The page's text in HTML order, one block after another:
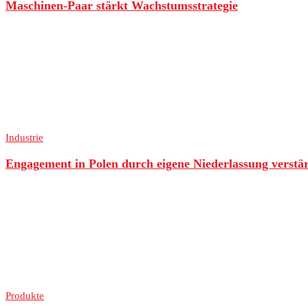
Maschinen-Paar stärkt Wachstumsstrategie
Industrie
Engagement in Polen durch eigene Niederlassung
Produkte